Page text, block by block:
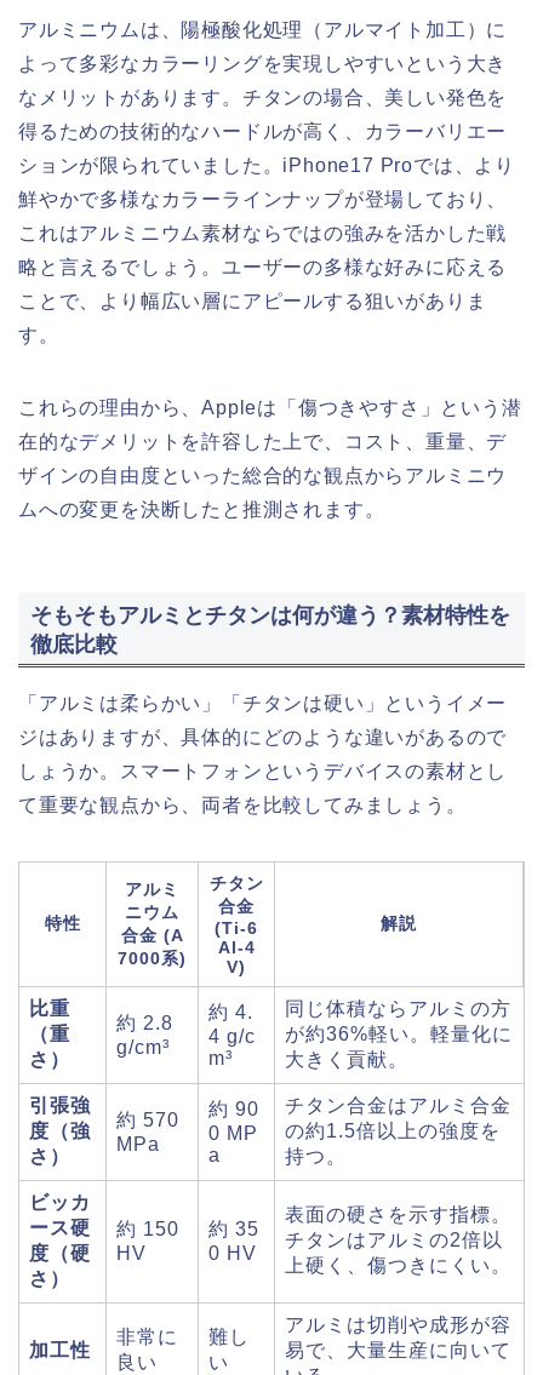
アルミニウムは、陽極酸化処理（アルマイト加工）に
よって多彩なカラーリングを実現しやすいという大き
なメリットがあります。チタンの場合、美しい発色を
得るための技術的なハードルが高く、カラーバリエー
ションが限られていました。iPhone17 Proでは、より
鮮やかで多様なカラーラインナップが登場しており、
これはアルミニウム素材ならではの強みを活かした戦
略と言えるでしょう。ユーザーの多様な好みに応える
ことで、より幅広い層にアピールする狙いがありま
す。
これらの理由から、Appleは「傷つきやすさ」という潜
在的なデメリットを許容した上で、コスト、重量、デ
ザインの自由度といった総合的な観点からアルミニウ
ムへの変更を決断したと推測されます。
そもそもアルミとチタンは何が違う？素材特性を
徹底比較
「アルミは柔らかい」「チタンは硬い」というイメー
ジはありますが、具体的にどのような違いがあるので
しょうか。スマートフォンというデバイスの素材とし
て重要な観点から、両者を比較してみましょう。
特性
アルミ
ニウム
合金 (A
7000系)
チタン
合金
(Ti-6
Al-4
V)
解説
比重
（重
さ）
約 2.8
g/cm³
約 4.
4 g/c
m³
同じ体積ならアルミの方
が約36%軽い。軽量化に
大きく貢献。
引張強
度（強
さ）
約 570
MPa
約 90
0 MP
a
チタン合金はアルミ合金
の約1.5倍以上の強度を
持つ。
ビッカ
ース硬
度（硬
さ）
約 150
HV
約 35
0 HV
表面の硬さを示す指標。
チタンはアルミの2倍以
上硬く、傷つきにくい。
加工性
非常に
良い
難し
い
アルミは切削や成形が容
易で、大量生産に向いて